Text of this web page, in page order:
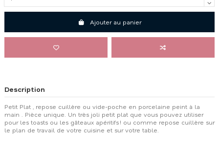
Ajouter au panier
Description
Petit Plat , repose cuillère ou vide-poche en porcelaine peint à la
main . Pièce unique. Un très joli petit plat que vous pouvez utiliser
pour les toasts ou les gâteaux apéritifs ! ou comme repose cuillère sur
le plan de travail de votre cuisine et sur votre table.